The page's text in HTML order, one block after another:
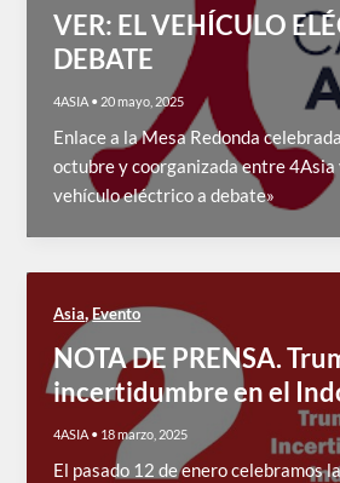
VER: EL VEHÍCULO
DEBATE
4ASIA • 20 mayo, 2025
Enlace a la Mesa Redonda
octubre y coorganizada entre 4Asia
vehículo eléctrico a debate»
Asia, Evento
NOTA DE PRENSA.
incertidumbre en el
4ASIA • 18 marzo, 2025
El pasado 12 de enero celebramos